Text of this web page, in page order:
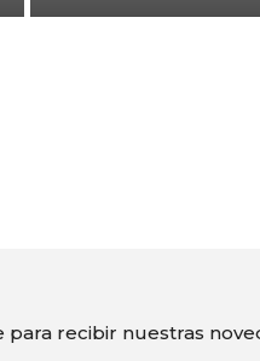
para recibir nuestras